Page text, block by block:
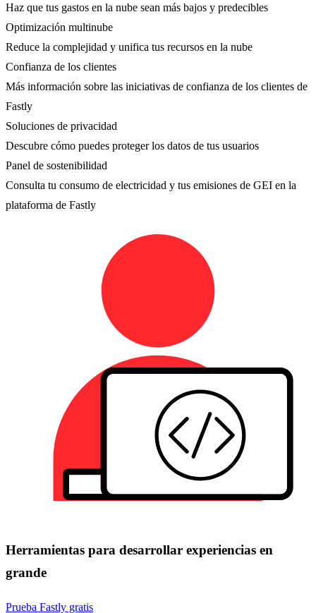
Haz que tus gastos en la nube sean más bajos y predecibles
Optimización multinube
Reduce la complejidad y unifica tus recursos en la nube
Confianza de los clientes
Más información sobre las iniciativas de confianza de los clientes de
Fastly
Soluciones de privacidad
Descubre cómo puedes proteger los datos de tus usuarios
Panel de sostenibilidad
Consulta tu consumo de electricidad y tus emisiones de GEI en la
plataforma de Fastly
Herramientas para desarrollar experiencias en
grande
Prueba Fastly gratis